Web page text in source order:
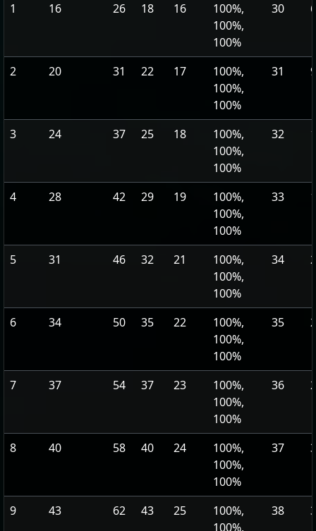
1 16 26 18 16
100%,
100%,
100%
30
2 20 31 22 17
100%,
100%,
100%
31
3 24 37 25 18
100%,
100%,
100%
32
4 28 42 29 19
100%,
100%,
100%
33
5 31 46 32 21
100%,
100%,
100%
34
6 34 50 35 22
100%,
100%,
100%
35
7 37 54 37 23
100%,
100%,
100%
36
8 40 58 40 24
100%,
100%,
100%
37
9 43 62 43 25
100%,
100%,
38